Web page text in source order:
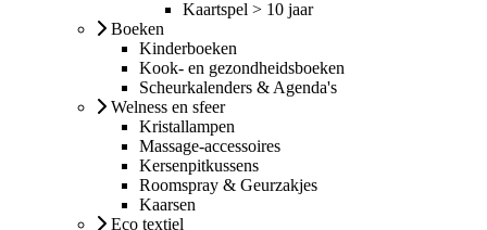
Kaartspel > 10 jaar
Boeken
Kinderboeken
Kook- en gezondheidsboeken
Scheurkalenders & Agenda's
Welness en sfeer
Kristallampen
Massage-accessoires
Kersenpitkussens
Roomspray & Geurzakjes
Kaarsen
Eco textiel